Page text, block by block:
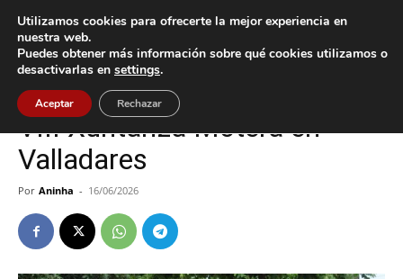
Inicio Cultura / Ocio
Cultura / Ocio Vigo
VIII Xuntanza Motera en
Valladares
Por Aninha - 16/06/2026
Utilizamos cookies para ofrecerte la mejor experiencia en
nuestra web.
Puedes obtener más información sobre qué cookies utilizamos o
desactivarlas en settings.
Aceptar Rechazar